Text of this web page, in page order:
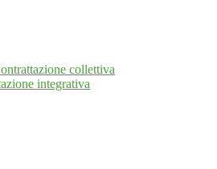
collettiva
integrativa